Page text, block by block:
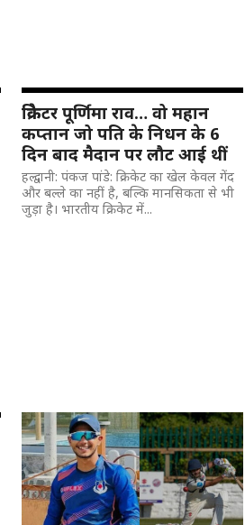
क्रिकेटर पूर्णिमा राव… वो महान
कप्तान जो पति के निधन के 6
दिन बाद मैदान पर लौट आई थीं
हल्द्वानी: पंकज पांडे: क्रिकेट का खेल केवल गेंद
और बल्ले का नहीं है, बल्कि मानसिकता से भी
जुड़ा है। भारतीय क्रिकेट में...